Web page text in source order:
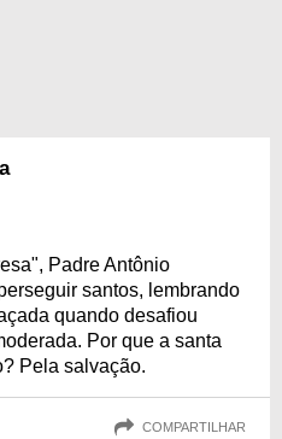
Padre Antônio
santos, lembrando
quando desafiou
Por que a santa
Pela salvação.
COMPARTILHAR